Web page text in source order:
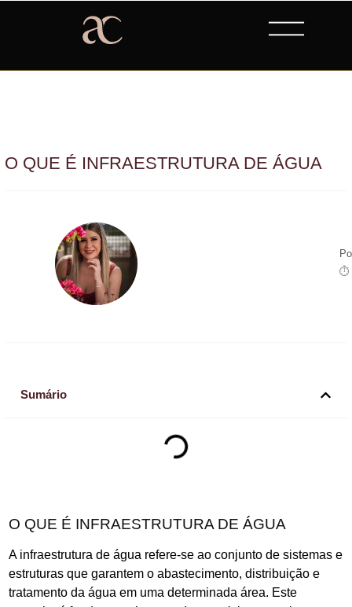
O QUE É INFRAESTRUTURA DE ÁGUA
⏱
Sumário
O QUE É INFRAESTRUTURA DE ÁGUA
A infraestrutura de água refere-se ao conjunto de sistemas e
estruturas que garantem o abastecimento, distribuição e
tratamento da água em uma determinada área. Este